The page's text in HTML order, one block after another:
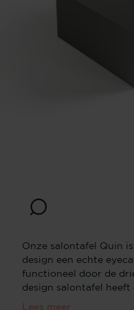
Onze salontafel Quin
design een echte
functioneel door de
design salontafel
Lees meer